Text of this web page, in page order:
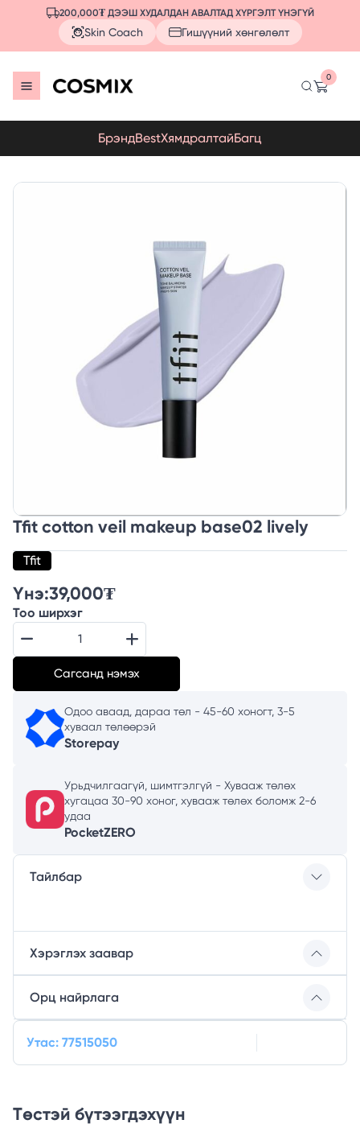
200,000₮ ДЭЭШ ХУДАЛДАН АВАЛТАД ХҮРГЭЛТ ҮНЭГҮЙ
Skin Coach Гишүүний хөнгөлөлт
0
БрэндBestХямдралтайБагц
Tfit cotton veil makeup base02 lively
Tfit
Үнэ:39,000₮
Тоо ширхэг
Сагсанд нэмэх
Одоо аваад, дараа төл - 45-60 хоногт, 3-5
хуваал төлөөрэй
Storepay
Урьдчилгаагүй, шимтгэлгүй - Хувааж төлөх
хугацаа 30-90 хоног, хувааж төлөх боломж 2-6
удаа
PocketZERO
Тайлбар
Хэрэглэх заавар
Орц найрлага
Утас: 77515050
Төстэй бүтээгдэхүүн